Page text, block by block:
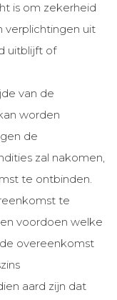
is om zekerheid
verplichtingen uit
uitblijft of
van de
worden
de
zal nakomen,
te ontbinden.
te
voordoen welke
overeenkomst
aard zijn dat